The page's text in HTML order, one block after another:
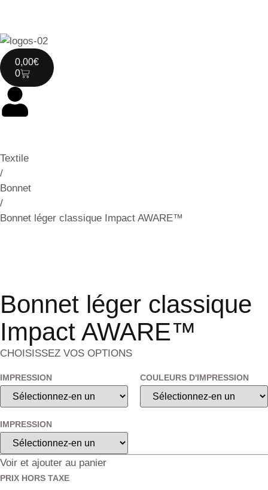
0,00€
0
Textile
/
Bonnet
/
Bonnet léger classique Impact AWARE™
Bonnet léger classique
Impact AWARE™
CHOISISSEZ VOS OPTIONS
IMPRESSION COULEURS D'IMPRESSION
IMPRESSION
Voir et ajouter au panier
PRIX HORS TAXE